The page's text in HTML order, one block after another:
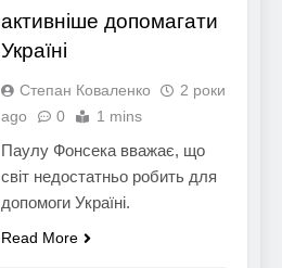
активніше допомагати
Україні
Степан Коваленко
2 роки
ago
0 1 mins
Паулу Фонсека вважає, що
світ недостатньо робить для
допомоги Україні.
Read More